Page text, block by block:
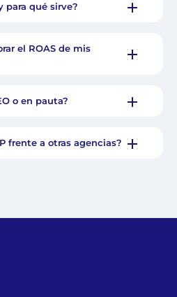
para qué sirve?
el ROAS de mis
o en pauta?
frente a otras agencias?